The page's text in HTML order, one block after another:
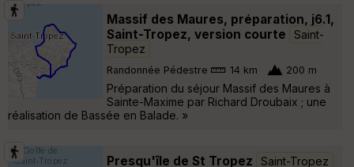
Massif des Maures, préparation, j6.1,
Saint-Tropez, version courte
Saint-
Tropez
Randonnée Pédestre 14 km 200 m
Préparation du séjour Massif des Maures à
Sainte-Maxime par Richard Droubaix ; une
réalisation de Bassée en Balade. »
Presqu'île de St Tropez Saint-Tropez